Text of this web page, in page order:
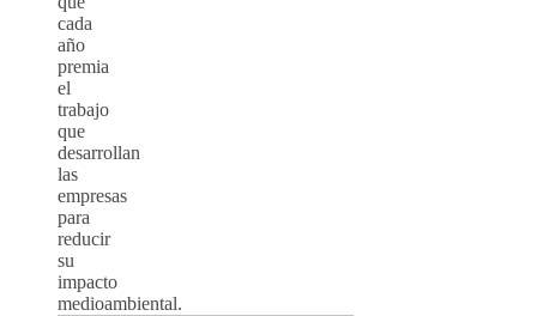
cada
año
premia
el
trabajo
que
desarrollan
las
empresas
para
reducir
su
impacto
medioambiental.